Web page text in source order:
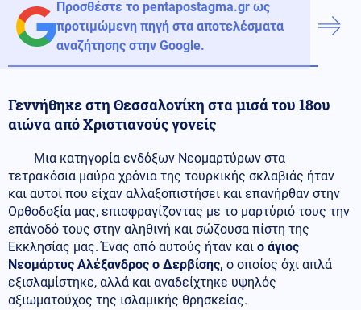
Προσθέστε το pentapostagma.gr ως
προτιμώμενη πηγή στα αποτελέσματα
αναζήτησης στην Google.
Γεννήθηκε στη Θεσσαλονίκη στα μισά του 18ου
αιώνα από Χριστιανούς γονείς
Μια κατηγορία ενδόξων Νεομαρτύρων στα
τετρακόσια μαύρα χρόνια της τουρκικής σκλαβιάς ήταν
και αυτοί που είχαν αλλαξοπιστήσει και επανήρθαν στην
Ορθοδοξία μας, επισφραγίζοντας με το μαρτύριό τους την
επάνοδό τους στην αληθινή και σώζουσα πίστη της
Εκκλησίας μας. Ένας από αυτούς ήταν και ο άγιος
Νεομάρτυς Αλέξανδρος ο Δερβίσης, ο οποίος όχι απλά
εξισλαμίστηκε, αλλά και αναδείχτηκε υψηλός
αξιωματούχος της ισλαμικής θρησκείας.